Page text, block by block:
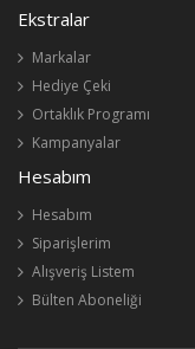
Ekstralar
Markalar
Hediye Çeki
Ortaklık Programı
Kampanyalar
Hesabım
Hesabım
Siparişlerim
Alışveriş Listem
Bülten Aboneliği